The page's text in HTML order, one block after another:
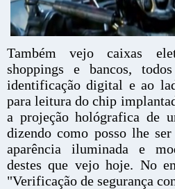
Também vejo caixas
shoppings e bancos,
identificação digital e ao
para leitura do chip
a projeção hológrafica de
dizendo como posso lhe
aparência iluminada e
destes que vejo hoje. No
"Verificação de segurança